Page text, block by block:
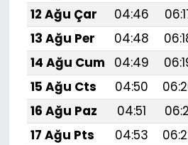
12 Ağu Çar
04:46
13 Ağu Per
04:48
14 Ağu Cum
04:49
15 Ağu Cts
04:50
16 Ağu Paz
04:51
17 Ağu Pts
04:53